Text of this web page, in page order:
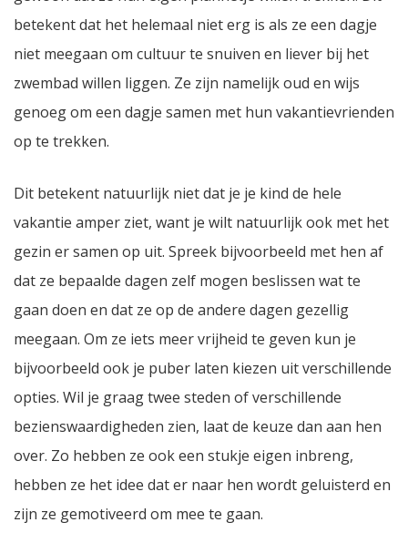
betekent dat het helemaal niet erg is als ze een dagje
niet meegaan om cultuur te snuiven en liever bij het
zwembad willen liggen. Ze zijn namelijk oud en wijs
genoeg om een dagje samen met hun vakantievrienden
op te trekken.
Dit betekent natuurlijk niet dat je je kind de hele
vakantie amper ziet, want je wilt natuurlijk ook met het
gezin er samen op uit. Spreek bijvoorbeeld met hen af
dat ze bepaalde dagen zelf mogen beslissen wat te
gaan doen en dat ze op de andere dagen gezellig
meegaan. Om ze iets meer vrijheid te geven kun je
bijvoorbeeld ook je puber laten kiezen uit verschillende
opties. Wil je graag twee steden of verschillende
bezienswaardigheden zien, laat de keuze dan aan hen
over. Zo hebben ze ook een stukje eigen inbreng,
hebben ze het idee dat er naar hen wordt geluisterd en
zijn ze gemotiveerd om mee te gaan.